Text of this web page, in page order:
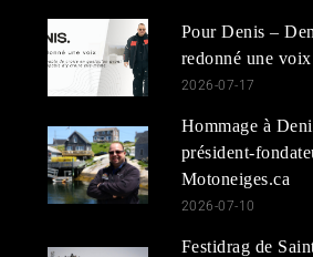
Pour Denis –
redonné une
2026-07-17
Hommage à
président-
Motoneiges.ca
2026-07-10
Festidrag de